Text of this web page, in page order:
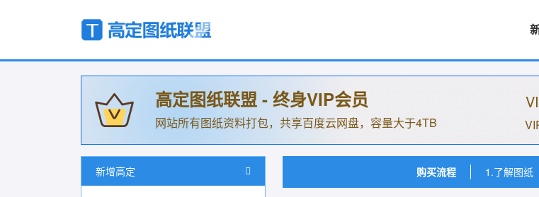
高定图纸联盟 - 终身VIP会员
网站所有图纸资料打包，共享百度云网盘，容量大于4TB
新增高定 购买流程 1.了解图纸